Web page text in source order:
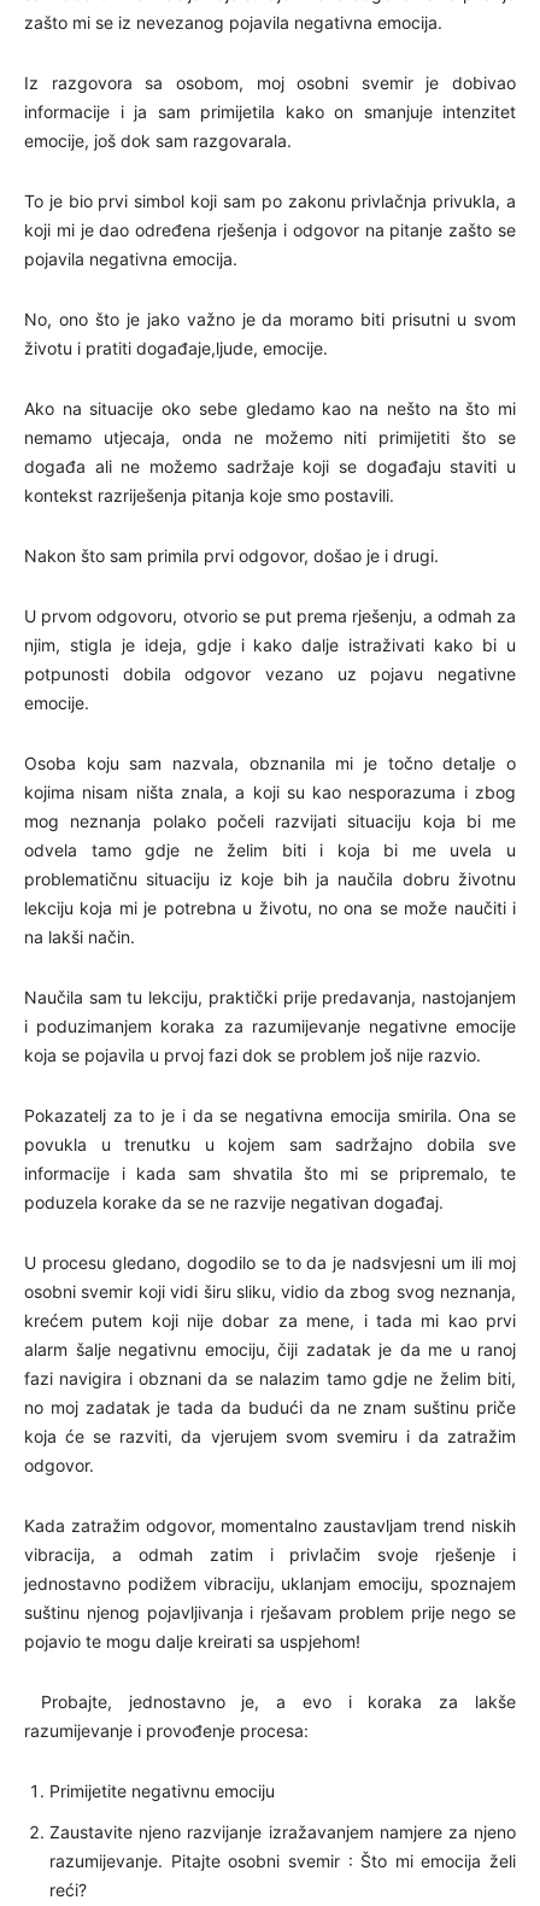
zašto mi se iz nevezanog pojavila negativna emocija.
Iz razgovora sa osobom, moj osobni svemir je dobivao
informacije i ja sam primijetila kako on smanjuje intenzitet
emocije, još dok sam razgovarala.
To je bio prvi simbol koji sam po zakonu privlačnja privukla, a
koji mi je dao određena rješenja i odgovor na pitanje zašto se
pojavila negativna emocija.
No, ono što je jako važno je da moramo biti prisutni u svom
životu i pratiti događaje,ljude, emocije.
Ako na situacije oko sebe gledamo kao na nešto na što mi
nemamo utjecaja, onda ne možemo niti primijetiti što se
događa ali ne možemo sadržaje koji se događaju staviti u
kontekst razriješenja pitanja koje smo postavili.
Nakon što sam primila prvi odgovor, došao je i drugi.
U prvom odgovoru, otvorio se put prema rješenju, a odmah za
njim, stigla je ideja, gdje i kako dalje istraživati kako bi u
potpunosti dobila odgovor vezano uz pojavu negativne
emocije.
Osoba koju sam nazvala, obznanila mi je točno detalje o
kojima nisam ništa znala, a koji su kao nesporazuma i zbog
mog neznanja polako počeli razvijati situaciju koja bi me
odvela tamo gdje ne želim biti i koja bi me uvela u
problematičnu situaciju iz koje bih ja naučila dobru životnu
lekciju koja mi je potrebna u životu, no ona se može naučiti i
na lakši način.
Naučila sam tu lekciju, praktički prije predavanja, nastojanjem
i poduzimanjem koraka za razumijevanje negativne emocije
koja se pojavila u prvoj fazi dok se problem još nije razvio.
Pokazatelj za to je i da se negativna emocija smirila. Ona se
povukla u trenutku u kojem sam sadržajno dobila sve
informacije i kada sam shvatila što mi se pripremalo, te
poduzela korake da se ne razvije negativan događaj.
U procesu gledano, dogodilo se to da je nadsvjesni um ili moj
osobni svemir koji vidi širu sliku, vidio da zbog svog neznanja,
krećem putem koji nije dobar za mene, i tada mi kao prvi
alarm šalje negativnu emociju, čiji zadatak je da me u ranoj
fazi navigira i obznani da se nalazim tamo gdje ne želim biti,
no moj zadatak je tada da budući da ne znam suštinu priče
koja će se razviti, da vjerujem svom svemiru i da zatražim
odgovor.
Kada zatražim odgovor, momentalno zaustavljam trend niskih
vibracija, a odmah zatim i privlačim svoje rješenje i
jednostavno podižem vibraciju, uklanjam emociju, spoznajem
suštinu njenog pojavljivanja i rješavam problem prije nego se
pojavio te mogu dalje kreirati sa uspjehom!
Probajte, jednostavno je, a evo i koraka za lakše
razumijevanje i provođenje procesa:
Primijetite negativnu emociju
Zaustavite njeno razvijanje izražavanjem namjere za njeno
razumijevanje. Pitajte osobni svemir : Što mi emocija želi
reći?